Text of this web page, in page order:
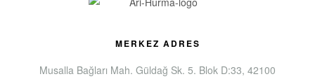
MERKEZ ADRES
Musalla Bağları Mah. Güldağ Sk. 5. Blok D:33, 42100